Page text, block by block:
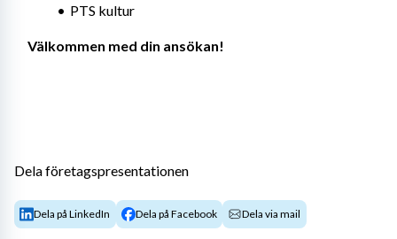
PTS kultur
Välkommen med din ansökan!
Dela företagspresentationen
Dela på LinkedIn Dela på Facebook Dela via mail